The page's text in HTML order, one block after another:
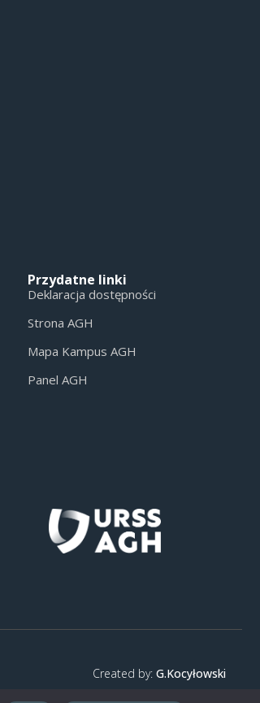
Przydatne linki
Deklaracja dostępności
Strona AGH
Mapa Kampus AGH
Panel AGH
Created by: G.Kocyłowski